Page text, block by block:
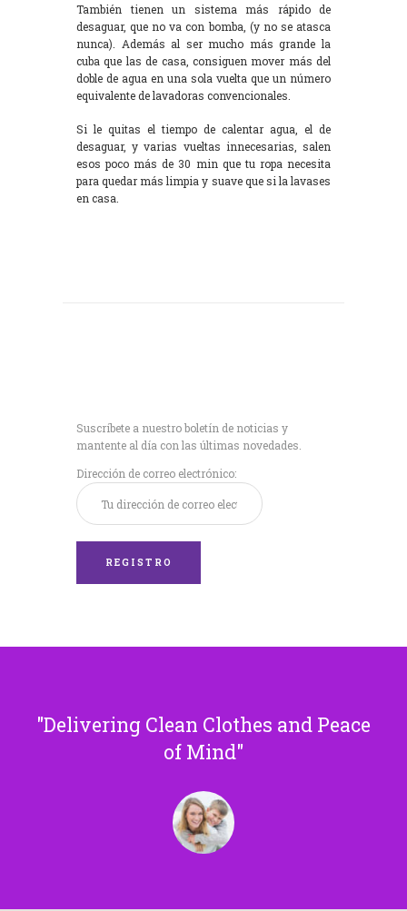
También tienen un sistema más rápido de
desaguar, que no va con bomba, (y no se atasca
nunca). Además al ser mucho más grande la
cuba que las de casa, consiguen mover más del
doble de agua en una sola vuelta que un número
equivalente de lavadoras convencionales.
Si le quitas el tiempo de calentar agua, el de
desaguar, y varias vueltas innecesarias, salen
esos poco más de 30 min que tu ropa necesita
para quedar más limpia y suave que si la lavases
en casa.
Suscríbete a nuestro boletín de noticias y
mantente al día con las últimas novedades.
Dirección de correo electrónico:
Delivering Clean Clothes and Peace
of Mind